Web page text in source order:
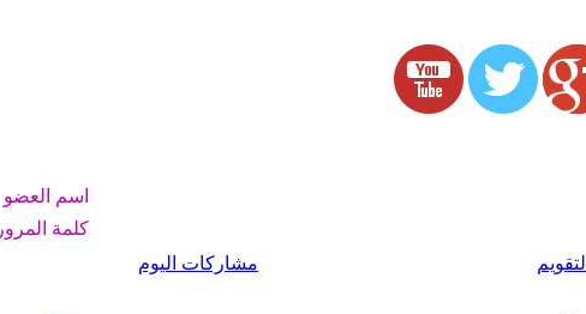
اسم العضو
كلمة المرور
التقويم مشاركات اليوم